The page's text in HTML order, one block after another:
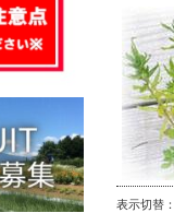
表示切替：